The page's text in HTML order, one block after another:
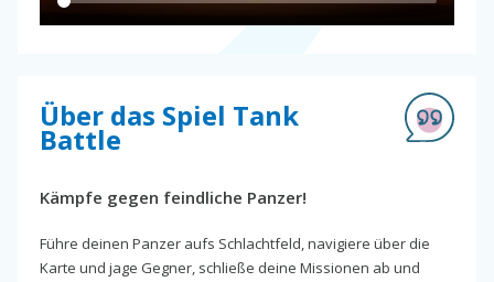
Über das Spiel Tank
Battle
Kämpfe gegen feindliche Panzer!
Führe deinen Panzer aufs Schlachtfeld, navigiere über die
Karte und jage Gegner, schließe deine Missionen ab und